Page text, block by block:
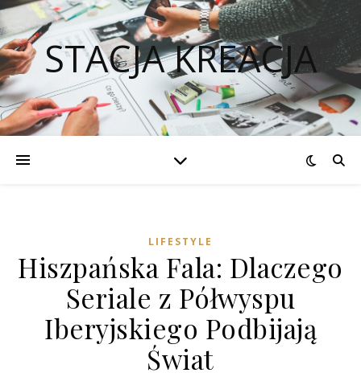
STACJA KREACJA
LIFESTYLE
Hiszpańska Fala: Dlaczego
Seriale z Półwyspu
Iberyjskiego Podbijają
Świat